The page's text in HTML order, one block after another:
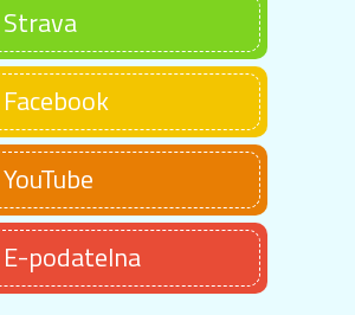
Strava
Facebook
YouTube
E-podatelna